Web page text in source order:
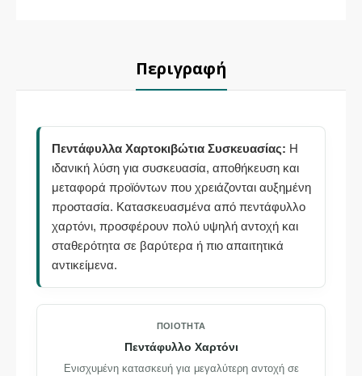
Περιγραφή
Πεντάφυλλα Χαρτοκιβώτια Συσκευασίας: Η
ιδανική λύση για συσκευασία, αποθήκευση και
μεταφορά προϊόντων που χρειάζονται αυξημένη
προστασία. Κατασκευασμένα από πεντάφυλλο
χαρτόνι, προσφέρουν πολύ υψηλή αντοχή και
σταθερότητα σε βαρύτερα ή πιο απαιτητικά
αντικείμενα.
ΠΟΙΌΤΗΤΑ
Πεντάφυλλο Χαρτόνι
Ενισχυμένη κατασκευή για μεγαλύτερη αντοχή σε